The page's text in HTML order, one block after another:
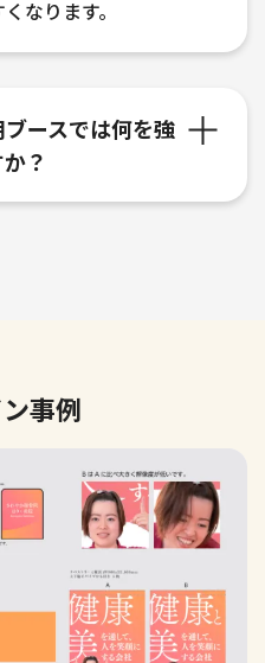
なります。
ースでは何を強
？
事例